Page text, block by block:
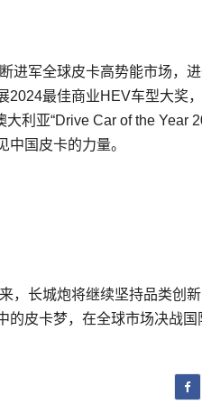
进军全球皮卡高势能市场，
2024最佳商业HEV车型大奖
利亚“Drive Car of the Year
国皮卡的力量。
，长城炮将继续坚持品类创
的皮卡梦，在全球市场决战